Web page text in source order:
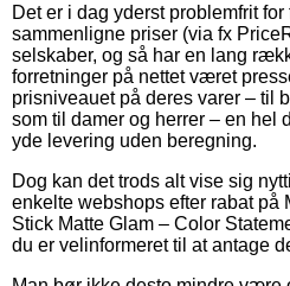
Det er i dag yderst problemfrit
sammenligne priser (via fx
selskaber, og så har en lang
forretninger på nettet været
prisniveauet på deres varer – til
som til damer og herrer – en hel
yde levering uden beregning.
Dog kan det trods alt vise sig
enkelte webshops efter rabat på
Stick Matte Glam – Color
du er velinformeret til at antage